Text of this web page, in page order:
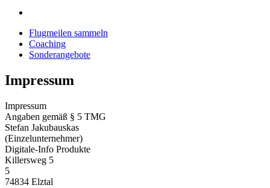
Flugmeilen sammeln
Coaching
Sonderangebote
Impressum
Impressum
Angaben gemäß § 5 TMG
Stefan Jakubauskas
(Einzelunternehmer)
Digitale-Info Produkte
Killersweg 5
5
74834 Elztal